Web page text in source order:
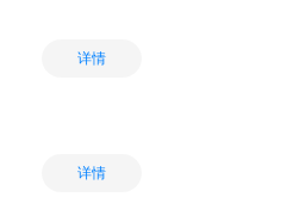
详情
详情